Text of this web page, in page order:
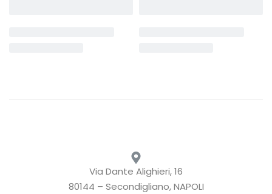
Via Dante Alighieri, 16
80144 – Secondigliano, NAPOLI